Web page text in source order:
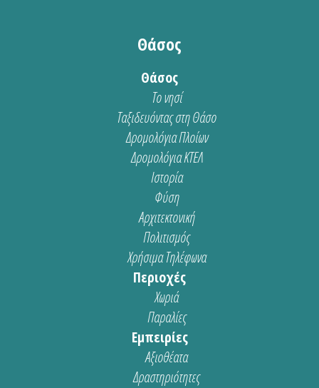
Θάσος
Θάσος
Το νησί
Ταξιδευόντας στη Θάσο
Δρομολόγια Πλοίων
Δρομολόγια ΚΤΕΛ
Ιστορία
Φύση
Αρχιτεκτονική
Πολιτισμός
Χρήσιμα Τηλέφωνα
Περιοχές
Χωριά
Παραλίες
Εμπειρίες
Αξιοθέατα
Δραστηριότητες